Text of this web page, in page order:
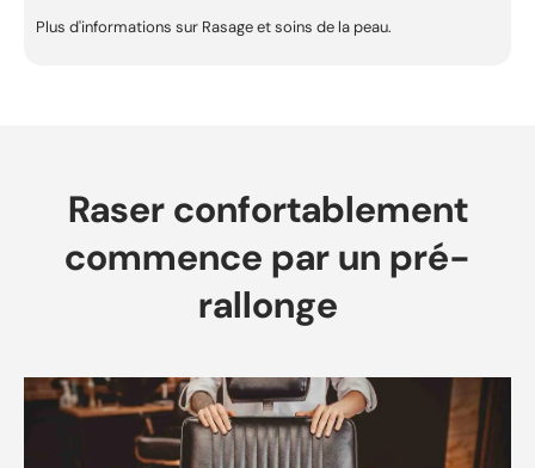
Plus d'informations sur Rasage et soins de la peau.
Raser confortablement
commence par un pré-
rallonge